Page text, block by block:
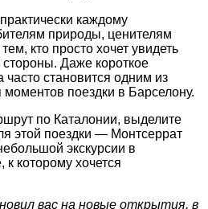
каждому
природы, ценителям
кто просто хочет увидеть
Даже короткое
становится одним из
поездки в Барселону.
по Каталонии, выделите
этой поездки — Монтсеррат
экскурсии в
которому хочется
вас на новые открытия, в